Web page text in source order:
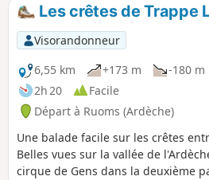
Les crêtes de Trappe
Visorandonneur
6,55 km
+173 m
-180 m
2h 20
Facile
Départ à Ruoms (Ardèche)
Une balade facile sur les crêtes
Belles vues sur la vallée de
cirque de Gens dans la deuxième